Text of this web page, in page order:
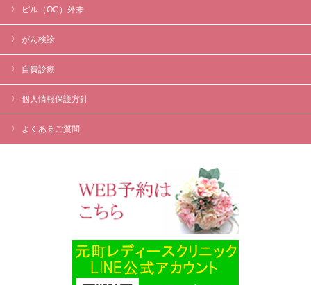
ピル（OC）外来
がん検診
自費診療
個人情報保護方針
よくあるご質問